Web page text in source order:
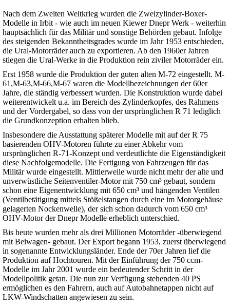
Nach dem Zweiten Weltkrieg wurden die Zweizylinder-Boxer-
Modelle in Irbit - wie auch im neuen Kiewer Dnepr Werk - weiterhin
hauptsächlich für das Militär und sonstige Behörden gebaut. Infolge
des steigenden Bekanntheitsgrades wurde im Jahr 1953 entschieden,
die Ural-Motorräder auch zu exportieren. Ab den 1960er Jahren
stiegen die Ural-Werke in die Produktion rein ziviler Motorräder ein.
Erst 1958 wurde die Produktion der guten alten M-72 eingestellt. M-
61,M-63,M-66,M-67 waren die Modellbezeichnungen der 60er
Jahre, die ständig verbessert wurden. Die Konstruktion wurde dabei
weiterentwickelt u.a. im Bereich des Zylinderkopfes, des Rahmens
und der Vordergabel, so dass von der ursprünglichen R 71 lediglich
die Grundkonzeption erhalten blieb.
Insbesondere die Ausstattung späterer Modelle mit auf der R 75
basierenden OHV-Motoren führte zu einer Abkehr vom
ursprünglichen R-71-Konzept und verdeutlichte die Eigenständigkeit
diese Nachfolgemodelle. Die Fertigung von Fahrzeugen für das
Militär wurde eingestellt. Mittlerweile wurde nicht mehr der alte und
unverwüstliche Seitenventiler-Motor mit 750 cm³ gebaut, sondern
schon eine Eigenentwicklung mit 650 cm³ und hängenden Ventilen
(Ventilbetätigung mittels Stößelstangen durch eine im Motorgehäuse
gelagerten Nockenwelle), der sich schon dadurch vom 650 cm³
OHV-Motor der Dnepr Modelle erheblich unterschied.
Bis heute wurden mehr als drei Millionen Motorräder -überwiegend
mit Beiwagen- gebaut. Der Export begann 1953, zuerst überwiegend
in sogenannte Entwicklungsländer. Ende der 70er Jahren lief die
Produktion auf Hochtouren. Mit der Einführung der 750 ccm-
Modelle im Jahr 2001 wurde ein bedeutender Schritt in der
Modellpolitik getan. Die nun zur Verfügung stehenden 40 PS
ermöglichen es den Fahrern, auch auf Autobahnetappen nicht auf
LKW-Windschatten angewiesen zu sein.